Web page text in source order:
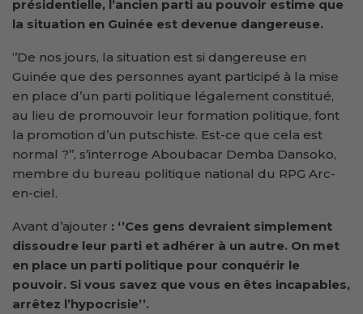
présidentielle, l’ancien parti au pouvoir estime que
la situation en Guinée est devenue dangereuse.
‘’De nos jours, la situation est si dangereuse en
Guinée que des personnes ayant participé à la mise
en place d’un parti politique légalement constitué,
au lieu de promouvoir leur formation politique, font
la promotion d’un putschiste. Est-ce que cela est
normal ?’’, s’interroge Aboubacar Demba Dansoko,
membre du bureau politique national du RPG Arc-
en-ciel.
Avant d’ajouter : ‘’Ces gens devraient simplement
dissoudre leur parti et adhérer à un autre. On met
en place un parti politique pour conquérir le
pouvoir. Si vous savez que vous en êtes incapables,
arrêtez l’hypocrisie’’.